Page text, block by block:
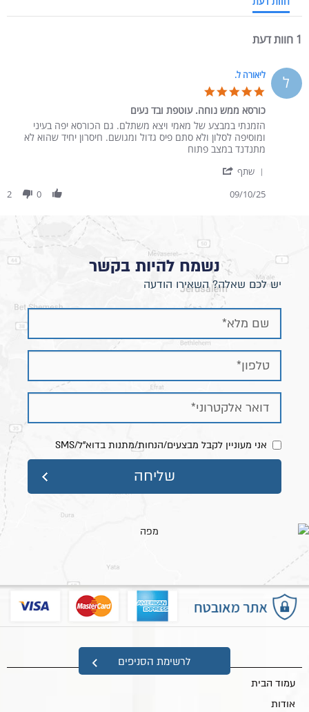
1 חוות דעת
ל ליאורה ל.
כורסא ממש נוחה. עוטפת ובד נעים
Review by ליאורה ל. on 9 Oct 2025
review stating כורסא ממש נוחה. עוטפת ובד נעים
הזמנתי במבצע של מאמי ויצא משתלם. גם הכורסא יפה בעיני
ומוסיפה לסלון ולא סתם פיס גדול ומגושם. חיסרון יחיד שהוא לא
מתנדנד במצב פתוח
שתף
09/10/25
0
2
נשמח להיות בקשר
יש לכם שאלה? השאירו הודעה
אני מעוניין לקבל מבצעים/הנחות/מתנות בדוא"ל/SMS
לרשימת הסניפים
מפת אתר
עמוד הבית
אודות